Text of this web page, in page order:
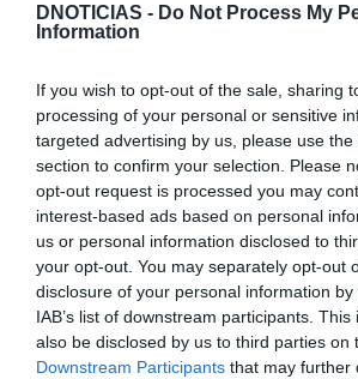
DNOTICIAS - Do Not Process My
Information
If you wish to opt-out of the sale, sharing
processing of your personal or sensitive
targeted advertising by us, please use
section to confirm your selection. Please
opt-out request is processed you may
interest-based ads based on personal
us or personal information disclosed to
your opt-out. You may separately opt-out
disclosure of your personal information
IAB’s list of downstream participants.
also be disclosed by us to third parties on
Downstream Participants that may further
PRODUTOS E MARCAS
PRODUTOS E MARCAS
DHRT celebra dois anos com evento
moda e criatividade no Funchal
PRODUTOS E MARCAS
NEXT apresenta 'Cocktail Bondage'
de Agosto